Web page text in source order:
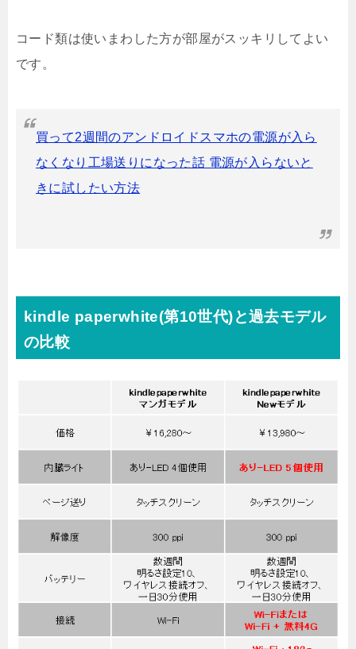
コード類は使いまわした方が部屋がスッキリしてよい
です。
買って2週間のアンドロイドスマホの電源が入ら
なくなり工場送りになった話 電源が入らないと
きに試したい方法
kindle paperwhite(第10世代)と過去モデル
の比較